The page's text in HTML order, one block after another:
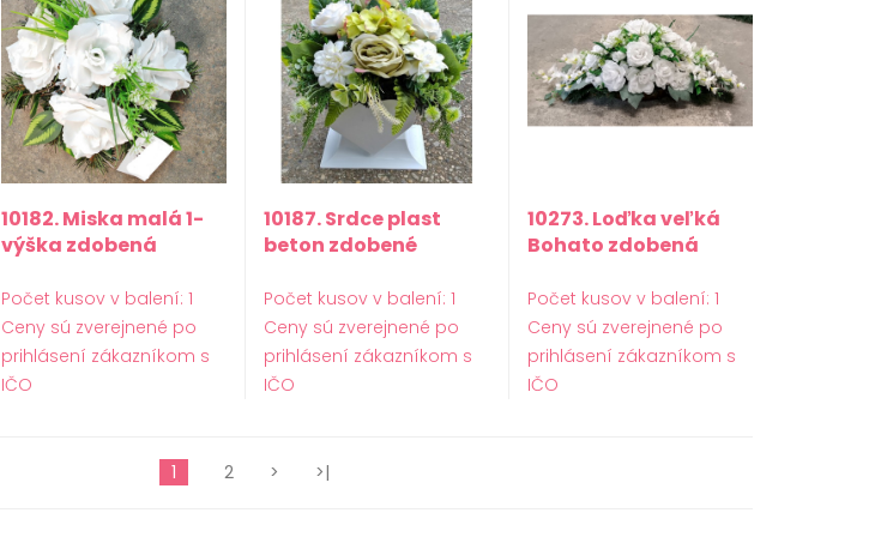
10182. Miska malá 1-
výška zdobená
Počet kusov v balení: 1
Ceny sú zverejnené po
prihlásení zákazníkom s
IČO
10187. Srdce plast
beton zdobené
Počet kusov v balení: 1
Ceny sú zverejnené po
prihlásení zákazníkom s
IČO
10273. Loďka veľká
Bohato zdobená
Počet kusov v balení: 1
Ceny sú zverejnené po
prihlásení zákazníkom s
IČO
1 2 > >|